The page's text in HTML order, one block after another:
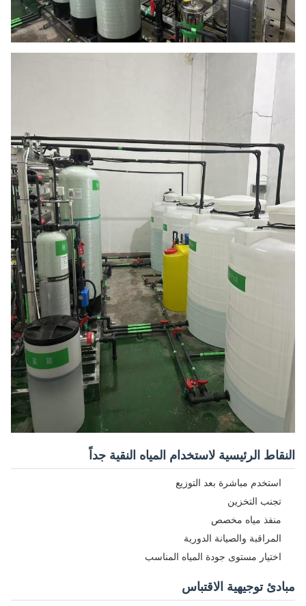
النقاط الرئيسية لاستخدام المياه النقية جداً
استخدم مباشرة بعد التوزيع
تجنب التخزين
منفذ مياه مخصص
المراقبة والصيانة الدورية
اختيار مستوى جودة المياه المناسب
مبادئ توجيهية الاقتباس